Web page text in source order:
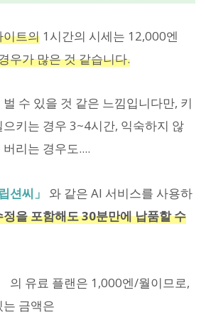
이트의 1시간의 시세는 12,000엔
우가 많은 것 같습니다.
수 있을 것 같은 느낌입니다만, 키
키는 경우 3~4시간, 익숙하지 않
리는 경우도....
션씨」
와 같은 AI 서비스를 사용하
을 포함해도 30분만에 납품할 수
의 유료 플랜은 1,000엔/월이므로,
금액은